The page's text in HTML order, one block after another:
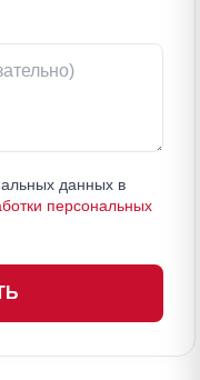
данных в
персональных